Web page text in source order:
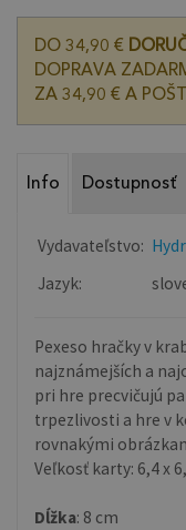
DO 34,90 €
DOPRAVA
ZA 34,90 € A
Info Dostupnosť
Vydavateľstvo:
Jazyk:
Pexeso hračky v
najznámejších a
pri hre precvičujú
trpezlivosti a hre v
rovnakými
Veľkosť karty: 6,4 x
Dĺžka: 8 cm